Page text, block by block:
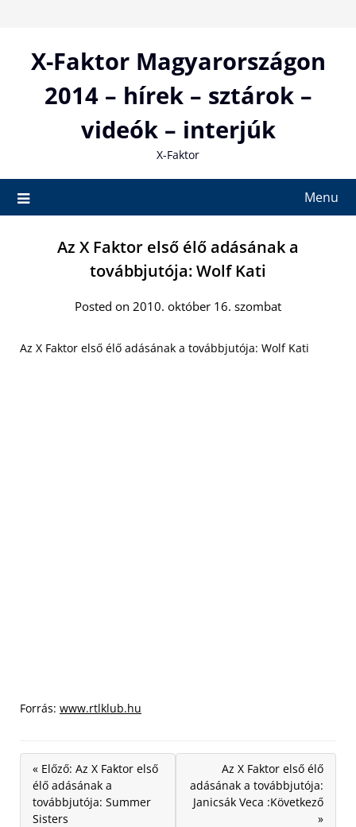
contentX-Faktor Magyarországon
2014 – hírek – sztárok –
videók – interjúk
X-Faktor
Menu
Az X Faktor első élő adásának a
továbbjutója: Wolf Kati
Posted on 2010. október 16. szombat
Az X Faktor első élő adásának a továbbjutója: Wolf Kati
Forrás: www.rtlklub.hu
« Előző: Az X Faktor első
élő adásának a
továbbjutója: Summer
Sisters
Az X Faktor első élő
adásának a továbbjutója:
Janicsák Veca :Következő
»